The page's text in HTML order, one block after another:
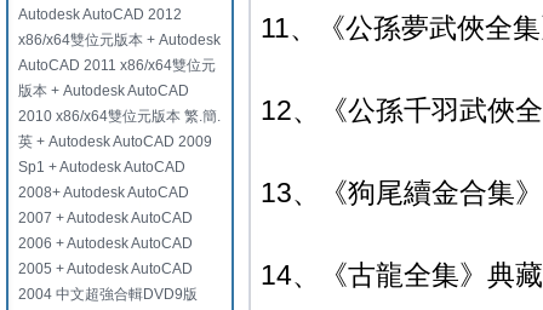
Autodesk AutoCAD 2012
x86/x64雙位元版本 + Autodesk
AutoCAD 2011 x86/x64雙位元
版本 + Autodesk AutoCAD
2010 x86/x64雙位元版本 繁.簡.
英 + Autodesk AutoCAD 2009
Sp1 + Autodesk AutoCAD
2008+ Autodesk AutoCAD
2007 + Autodesk AutoCAD
2006 + Autodesk AutoCAD
2005 + Autodesk AutoCAD
2004 中文超強合輯DVD9版
11、《公孫夢武俠全
12、《公孫千羽武俠
13、《狗尾續金合集
14、《古龍全集》典